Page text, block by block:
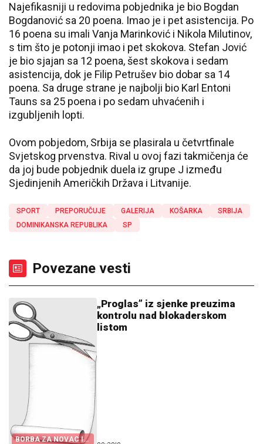
Najefikasniji u redovima pobjednika je bio Bogdan
Bogdanović sa 20 poena. Imao je i pet asistencija. Po
16 poena su imali Vanja Marinković i Nikola Milutinov,
s tim što je potonji imao i pet skokova. Stefan Jović
je bio sjajan sa 12 poena, šest skokova i sedam
asistencija, dok je Filip Petrušev bio dobar sa 14
poena. Sa druge strane je najbolji bio Karl Entoni
Tauns sa 25 poena i po sedam uhvaćenih i
izgubljenih lopti.
Ovom pobjedom, Srbija se plasirala u četvrtfinale
Svjetskog prvenstva. Rival u ovoj fazi takmičenja će
da joj bude pobjednik duela iz grupe J između
Sjedinjenih Američkih Država i Litvanije.
SPORT PREPORUČUJE GALERIJA KOŠARKA
SRBIJA
DOMINIKANSKA REPUBLIKA
SP
Povezane vesti
BORBA ZA NOVAC I
„Proglas” iz sjenke preuzima
kontrolu nad blokaderskom
listom